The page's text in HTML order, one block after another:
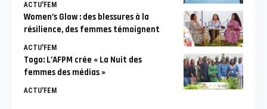
ACTU'FEM
Women’s Glow : des blessures à la
résilience, des femmes témoignent
ACTU'FEM
Togo: L’AFPM crée « La Nuit des
femmes des médias »
ACTU'FEM